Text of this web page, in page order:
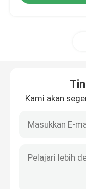
Kami akan